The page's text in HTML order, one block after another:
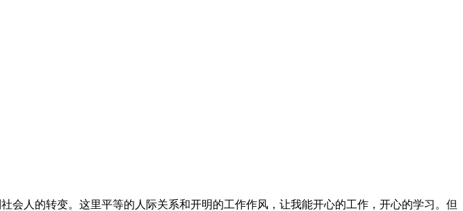
人的转变。这里平等的人际关系和开明的工作作风，让我能开心的工作，开心的学习。但